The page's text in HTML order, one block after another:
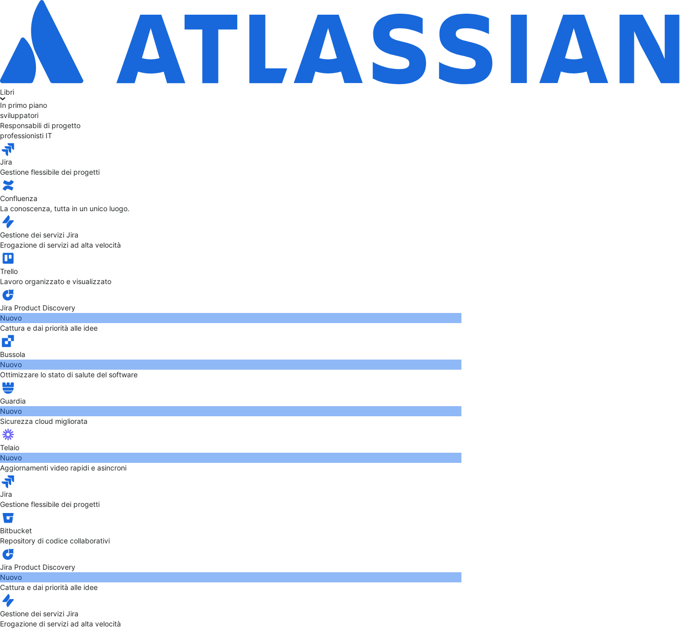
Libri
In primo piano
sviluppatori
Responsabili di progetto
professionisti IT
Jira
Gestione flessibile dei progetti
Confluenza
La conoscenza, tutta in un unico luogo.
Gestione dei servizi Jira
Erogazione di servizi ad alta velocità
Trello
Lavoro organizzato e visualizzato
Jira Product Discovery
Nuovo
Cattura e dai priorità alle idee
Bussola
Nuovo
Ottimizzare lo stato di salute del software
Guardia
Nuovo
Sicurezza cloud migliorata
Telaio
Nuovo
Aggiornamenti video rapidi e asincroni
Jira
Gestione flessibile dei progetti
Bitbucket
Repository di codice collaborativi
Jira Product Discovery
Nuovo
Cattura e dai priorità alle idee
Gestione dei servizi Jira
Erogazione di servizi ad alta velocità